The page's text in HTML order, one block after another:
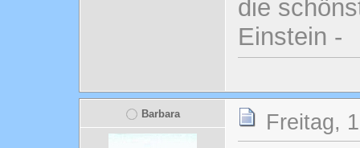
die
Einstein -
Barbara Freitag,